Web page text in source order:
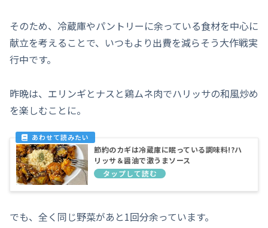
そのため、冷蔵庫やパントリーに余っている食材を中心に
献立を考えることで、いつもより出費を減らそう大作戦実
行中です。
昨晩は、エリンギとナスと鶏ムネ肉でハリッサの和風炒め
を楽しむことに。
節約のカギは冷蔵庫に眠っている調味料!?ハ
リッサ＆醤油で激うまソース
でも、全く同じ野菜があと1回分余っています。